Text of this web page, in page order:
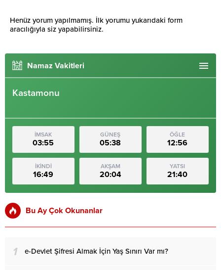
Henüz yorum yapılmamış. İlk yorumu yukarıdaki form
aracılığıyla siz yapabilirsiniz.
Namaz Vakitleri
Kastamonu
İMSAK
03:55
GÜNEŞ
05:38
ÖĞLE
12:56
İKİNDİ
16:49
AKŞAM
20:04
YATSI
21:40
Bu Ay Çok Okunanlar
1 e-Devlet Şifresi Almak İçin Yaş Sınırı Var mı?